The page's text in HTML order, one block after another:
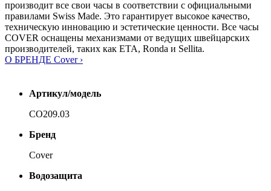
производит все свои часы в соответствии с официальными
правилами Swiss Made. Это гарантирует высокое качество,
техническую инновацию и эстетические ценности. Все часы
COVER оснащены механизмами от ведущих швейцарских
производителей, таких как ETA, Ronda и Sellita.
О БРЕНДЕ Cover ›
Артикул/модель
CO209.03
Бренд
Cover
Водозащита